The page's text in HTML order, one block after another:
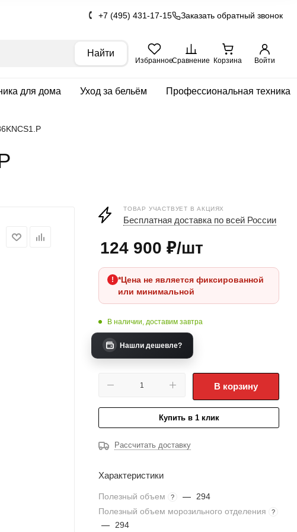
+7 (495) 431-17-15 Заказать обратный звонок
Найти
ИзбранноеСравнение Корзина Войти
для дома Уход за бельём Профессиональная техника
ТОВАР УЧАСТВУЕТ В АКЦИЯХ
Бесплатная доставка по всей России
124 900 ₽/шт
*Цена не является фиксированной
или минимальной
В наличии, доставим завтра
Нашли дешевле?
В корзину
Купить в 1 клик
Рассчитать доставку
Характеристики
Полезный объем ? — 294
Полезный объем морозильного отделения
?
— 294